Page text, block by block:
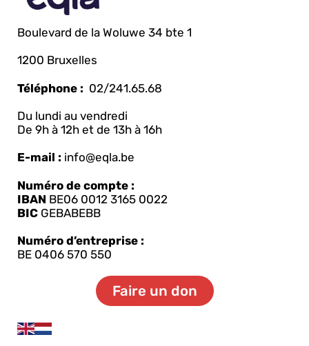
Boulevard de la Woluwe 34 bte 1
1200 Bruxelles
Téléphone : 02/241.65.68
Du lundi au vendredi
De 9h à 12h et de 13h à 16h
E-mail : info@eqla.be
Numéro de compte :
IBAN BE06 0012 3165 0022
BIC GEBABEBB
Numéro d’entreprise :
BE 0406 570 550
Faire un don